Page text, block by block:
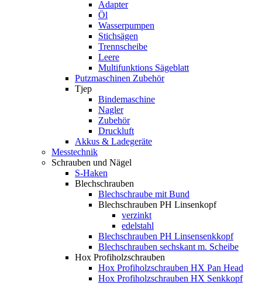
Adapter
Öl
Wasserpumpen
Stichsägen
Trennscheibe
Leere
Multifunktions Sägeblatt
Putzmaschinen Zubehör
Tjep
Bindemaschine
Nagler
Zubehör
Druckluft
Akkus & Ladegeräte
Messtechnik
Schrauben und Nägel
S-Haken
Blechschrauben
Blechschraube mit Bund
Blechschrauben PH Linsenkopf
verzinkt
edelstahl
Blechschrauben PH Linsensenkkopf
Blechschrauben sechskant m. Scheibe
Hox Profiholzschrauben
Hox Profiholzschrauben HX Pan Head
Hox Profiholzschrauben HX Senkkopf